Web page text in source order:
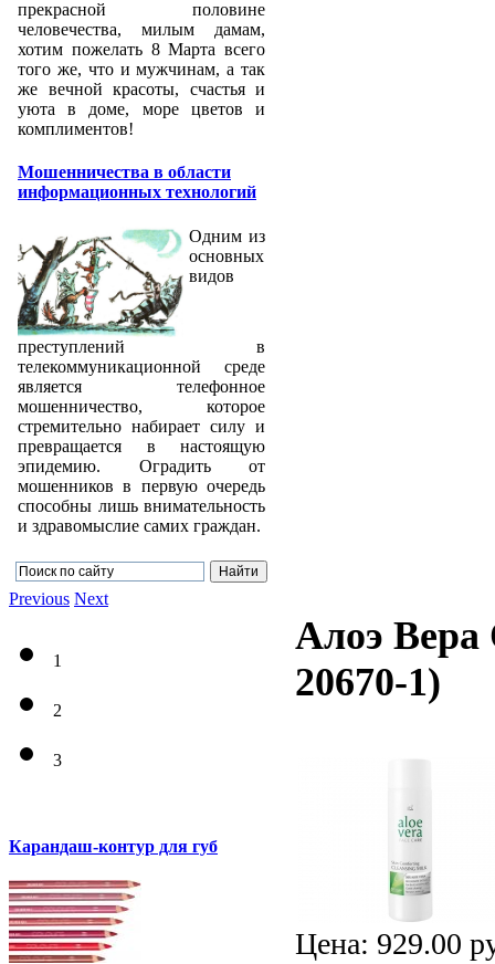
прекрасной половине
человечества, милым дамам,
хотим пожелать 8 Марта всего
того же, что и мужчинам, а так
же вечной красоты, счастья и
уюта в доме, море цветов и
комплиментов!
Мошенничества в области
информационных технологий
Одним из
основных
видов
преступлений в
телекоммуникационной среде
является телефонное
мошенничество, которое
стремительно набирает силу и
превращается в настоящую
эпидемию. Оградить от
мошенников в первую очередь
способны лишь внимательность
и здравомыслие самих граждан.
Алоэ
20670-1)
Цена: 929.00
Previous Next
1
2
3
Карандаш-контур для губ